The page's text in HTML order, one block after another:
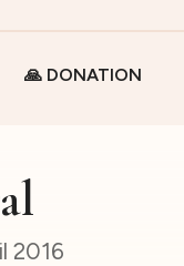
🙏 DONATION
2016